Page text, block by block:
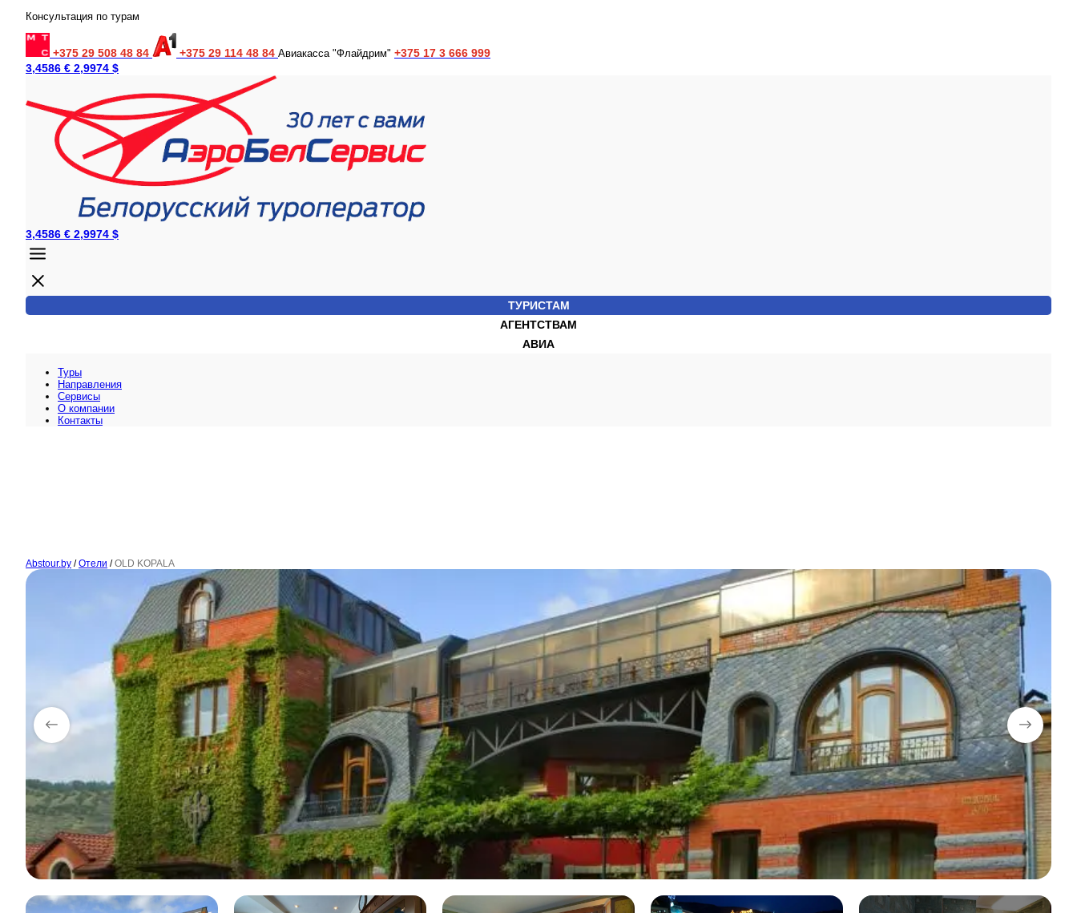
Консультация по турам
+375 29 508 48 84 +375 29 114 48 84 Авиакасса "Флайдрим" +375 17 3 666 999
3,4586 € 2,9974 $
3,4586 € 2,9974 $
ТУРИСТАМ
АГЕНТСТВАМ
АВИА
Туры
Направления
Сервисы
O компании
Контакты
Abstour.by / Отели / OLD KOPALA